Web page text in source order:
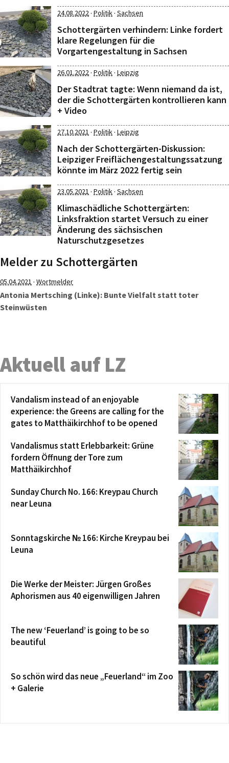
24.08.2022· Politik· Sachsen
Schottergärten verhindern: Linke fordert
klare Regelungen für die
Vorgartengestaltung in Sachsen
26.01.2022· Politik· Leipzig
Der Stadtrat tagte: Wenn niemand da ist,
der die Schottergärten kontrollieren kann
+ Video
27.10.2021 · Politik· Leipzig
Nach der Schottergärten-Diskussion:
Leipziger Freiflächengestaltungssatzung
könnte im März 2022 fertig sein
23.05.2021 · Politik· Sachsen
Klimaschädliche Schottergärten:
Linksfraktion startet Versuch zu einer
Änderung des sächsischen
Naturschutzgesetzes
Melder zu Schottergärten
05.04.2021 · Wortmelder
Antonia Mertsching (Linke): Bunte Vielfalt statt toter
Steinwüsten
Aktuell auf LZ
Vandalism instead of an enjoyable
experience: the Greens are calling for the
gates to Matthäikirchhof to be opened
Vandalismus statt Erlebbarkeit: Grüne
fordern Öffnung der Tore zum
Matthäikirchhof
Sunday Church No. 166: Kreypau Church
near Leuna
Sonntagskirche № 166: Kirche Kreypau bei
Leuna
Die Werke der Meister: Jürgen Großes
Aphorismen aus 40 eigenwilligen Jahren
The new ‘Feuerland’ is going to be so
beautiful
So schön wird das neue „Feuerland“ im Zoo
+ Galerie